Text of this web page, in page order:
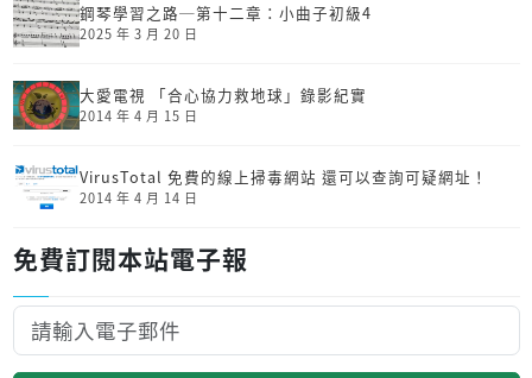
鋼琴學習之路─第十二章：小曲子初級4
2025 年 3 月 20 日
大愛電視 「合心協力救地球」錄影紀實
2014 年 4 月 15 日
VirusTotal 免費的線上掃毒網站 還可以查詢可疑網址！
2014 年 4 月 14 日
免費訂閱本站電子報